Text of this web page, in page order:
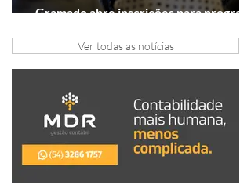
Gramado abre inscrições para programa
Ver todas as notícias